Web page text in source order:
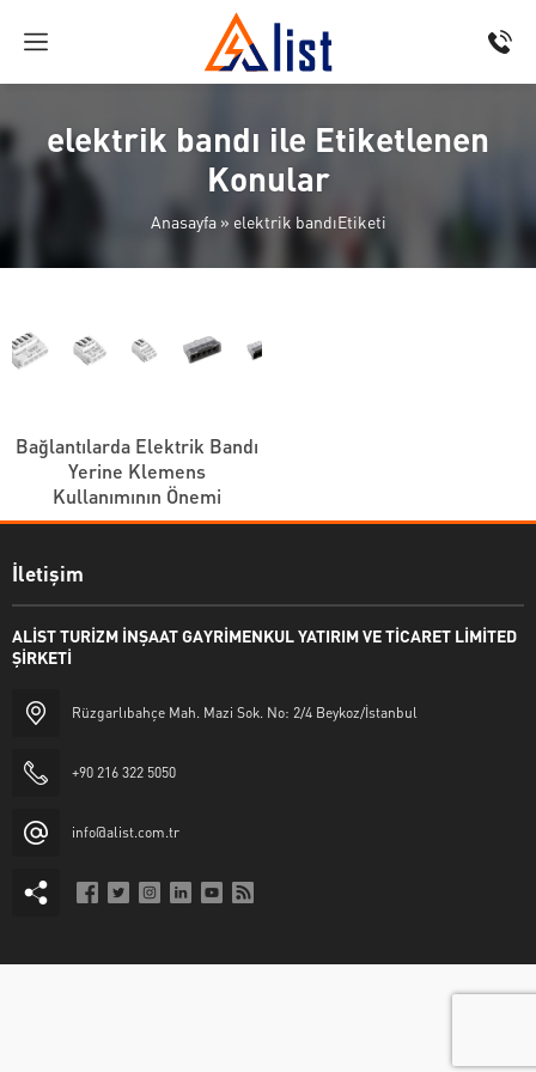
elektrik bandı ile Etiketlenen
Konular
Anasayfa» elektrik bandıEtiketi
Bağlantılarda Elektrik Bandı
Yerine Klemens
Kullanımının Önemi
İletişim
ALİST TURİZM İNŞAAT GAYRİMENKUL YATIRIM VE TİCARET LİMİTED
ŞİRKETİ
Rüzgarlıbahçe Mah. Mazi Sok. No: 2/4 Beykoz/İstanbul
+90 216 322 5050
info@alist.com.tr